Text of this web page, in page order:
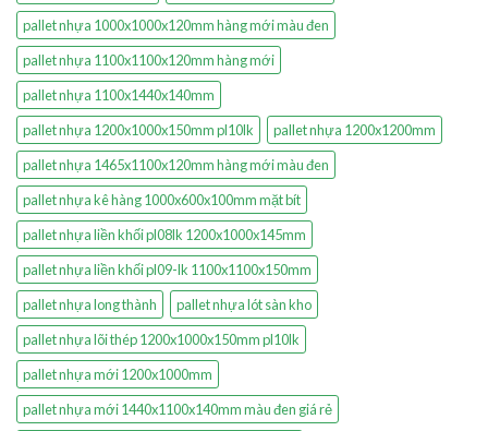
pallet nhựa 1000x1000x120mm hàng mới màu đen
pallet nhựa 1100x1100x120mm hàng mới
pallet nhựa 1100x1440x140mm
pallet nhựa 1200x1000x150mm pl10lk
pallet nhựa 1200x1200mm
pallet nhựa 1465x1100x120mm hàng mới màu đen
pallet nhựa kê hàng 1000x600x100mm mặt bít
pallet nhựa liền khối pl08lk 1200x1000x145mm
pallet nhựa liền khối pl09-lk 1100x1100x150mm
pallet nhựa long thành
pallet nhựa lót sàn kho
pallet nhựa lõi thép 1200x1000x150mm pl10lk
pallet nhựa mới 1200x1000mm
pallet nhựa mới 1440x1100x140mm màu đen giá rẻ